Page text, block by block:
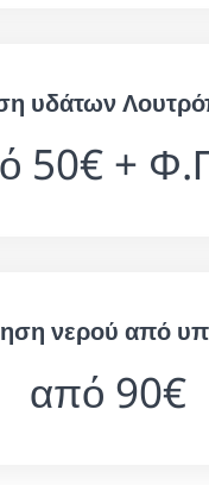
υδάτων
50€ +
νερού από
από 90€